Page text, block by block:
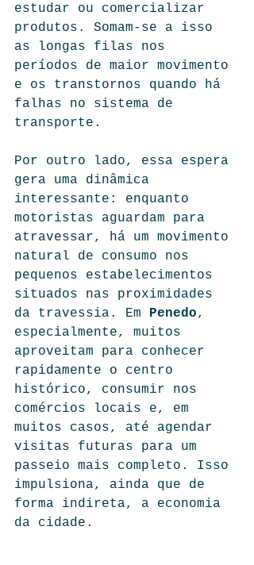
estudar ou comercializar
produtos. Somam-se a isso
as longas filas nos
períodos de maior movimento
e os transtornos quando há
falhas no sistema de
transporte.
Por outro lado, essa espera
gera uma dinâmica
interessante: enquanto
motoristas aguardam para
atravessar, há um movimento
natural de consumo nos
pequenos estabelecimentos
situados nas proximidades
da travessia. Em Penedo,
especialmente, muitos
aproveitam para conhecer
rapidamente o centro
histórico, consumir nos
comércios locais e, em
muitos casos, até agendar
visitas futuras para um
passeio mais completo. Isso
impulsiona, ainda que de
forma indireta, a economia
da cidade.